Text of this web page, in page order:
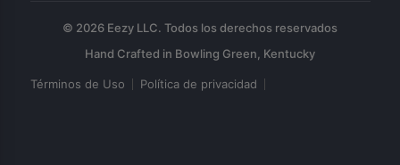
© 2026 Eezy LLC. Todos los derechos reservados
Términos de Uso Política de privacidad